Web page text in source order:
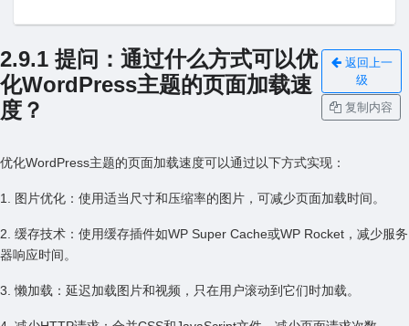
2.9.1 提问：通过什么⽅式可以优
化WordPress主题的页⾯加载速
度？
返回上一
级
复制内容
优化WordPress主题的页⾯加载速度可以通过以下⽅式实现：
1. 图⽚优化：使⽤适当尺⼨和压缩率的图⽚，可减少页⾯加载时间。
2. 缓存技术：使⽤缓存插件如WP Super Cache或WP Rocket，减少服务
器响应时间。
3. 懒加载：延迟加载图⽚和视频，只在⽤户滚动到它们时加载。